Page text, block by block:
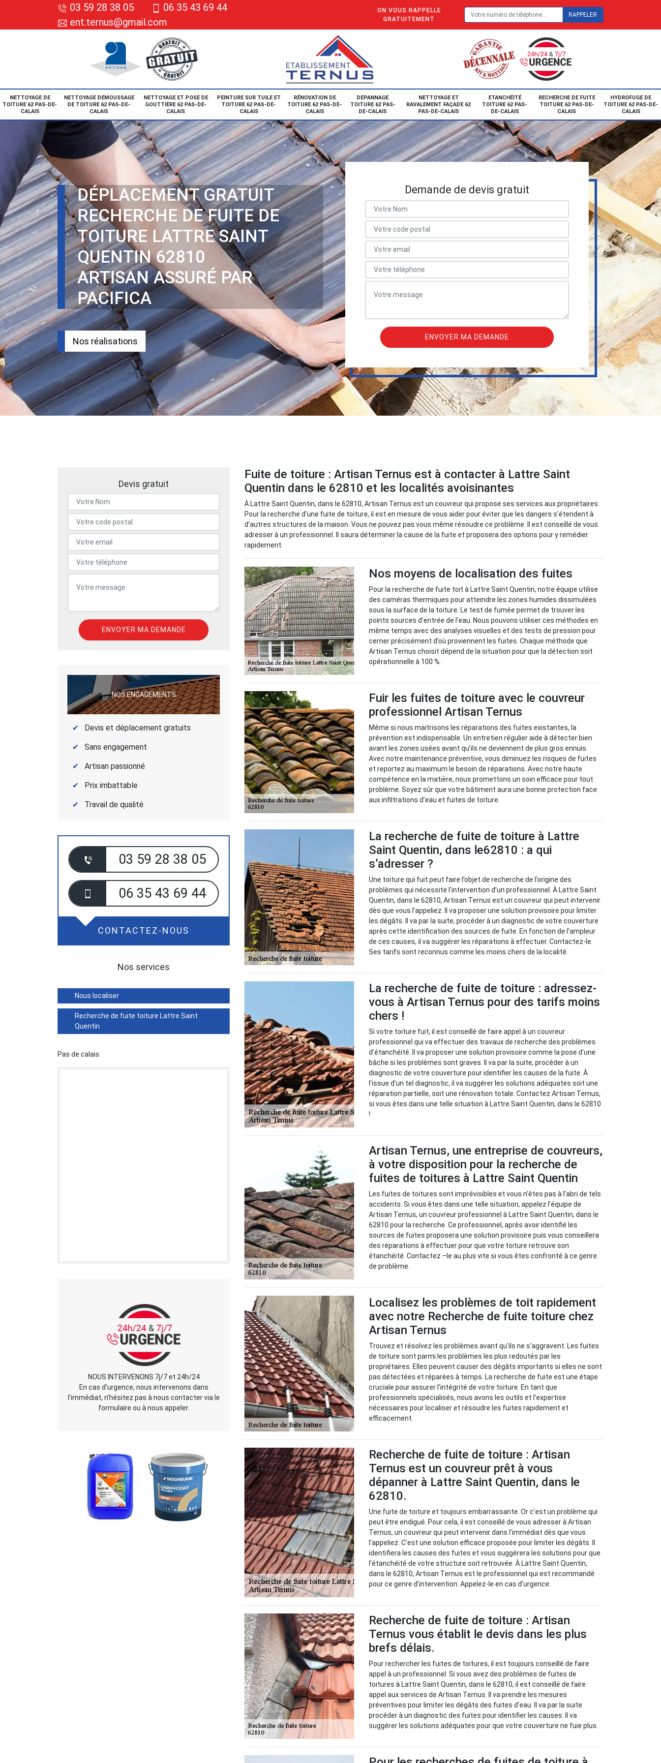
03 59 28 38 05
06 35 43 69 44
ent.ternus@gmail.com
ON VOUS RAPPELLE
GRATUITEMENT
NETTOYAGE DE
TOITURE 62 PAS-DE-
CALAIS
NETTOYAGE DEMOUSSAGE
DE TOITURE 62 PAS-DE-
CALAIS
NETTOYAGE ET POSE DE
GOUTTIÈRE 62 PAS-DE-
CALAIS
PEINTURE SUR TUILE ET
TOITURE 62 PAS-DE-
CALAIS
RÉNOVATION DE
TOITURE 62 PAS-DE-
CALAIS
DEPANNAGE
TOITURE 62 PAS-
DE-CALAIS
NETTOYAGE ET
RAVALEMENT FAÇADE 62
PAS-DE-CALAIS
ETANCHÉITÉ
TOITURE 62 PAS-
DE-CALAIS
RECHERCHE DE FUITE
TOITURE 62 PAS-DE-
CALAIS
HYDROFUGE DE
TOITURE 62 PAS-DE-
CALAIS
DÉPLACEMENT GRATUIT
RECHERCHE DE FUITE DE
TOITURE LATTRE SAINT
QUENTIN 62810
ARTISAN ASSURÉ PAR
PACIFICA
Nos réalisations
Demande de devis gratuit
Devis gratuit
NOS ENGAGEMENTS
Devis et déplacement gratuits
Sans engagement
Artisan passionné
Prix imbattable
Travail de qualité
03 59 28 38 05
06 35 43 69 44
CONTACTEZ-NOUS
Nos services
Nous localiser
Recherche de fuite toiture Lattre Saint
Quentin
Pas de calais
NOUS INTERVENONS 7j/7 et 24h/24
En cas d’urgence, nous intervenons dans
l’immédiat, n’hésitez pas à nous contacter via le
formulaire ou à nous appeler.
Fuite de toiture : Artisan Ternus est à contacter à Lattre Saint
Quentin dans le 62810 et les localités avoisinantes
À Lattre Saint Quentin, dans le 62810, Artisan Ternus est un couvreur qui propose ses services aux propriétaires.
Pour la recherche d’une fuite de toiture, il est en mesure de vous aider pour éviter que les dangers s’étendent à
d’autres structures de la maison. Vous ne pouvez pas vous même résoudre ce problème. Il est conseillé de vous
adresser à un professionnel. Il saura déterminer la cause de la fuite et proposera des options pour y remédier
rapidement.
Nos moyens de localisation des fuites
Pour la recherche de fuite toit à Lattre Saint Quentin, notre équipe utilise
des caméras thermiques pour atteindre les zones humides dissimulées
sous la surface de la toiture. Le test de fumée permet de trouver les
points sources d’entrée de l’eau. Nous pouvons utiliser ces méthodes en
même temps avec des analyses visuelles et des tests de pression pour
cerner précisément d’où proviennent les fuites. Chaque méthode que
Artisan Ternus choisit dépend de la situation pour que la détection soit
opérationnelle à 100 %.
Fuir les fuites de toiture avec le couvreur
professionnel Artisan Ternus
Même si nous maitrisons les réparations des fuites existantes, la
prévention est indispensable. Un entretien régulier aide à détecter bien
avant les zones usées avant qu’ils ne deviennent de plus gros ennuis.
Avec notre maintenance préventive, vous diminuez les risques de fuites
et reportez au maximum le besoin de réparations. Avec notre haute
compétence en la matière, nous promettons un soin efficace pour tout
problème. Soyez sûr que votre bâtiment aura une bonne protection face
aux infiltrations d’eau et fuites de toiture.
La recherche de fuite de toiture à Lattre
Saint Quentin, dans le62810 : a qui
s’adresser ?
Une toiture qui fuit peut faire l’objet de recherche de l’origine des
problèmes qui nécessite l’intervention d’un professionnel. À Lattre Saint
Quentin, dans le 62810, Artisan Ternus est un couvreur qui peut intervenir
dès que vous l’appeliez. Il va proposer une solution provisoire pour limiter
les dégâts. Il va par la suite, procéder à un diagnostic de votre couverture
après cette identification des sources de fuite. En fonction de l’ampleur
de ces causes, il va suggérer les réparations à effectuer. Contactez-le.
Ses tarifs sont reconnus comme les moins chers de la localité.
La recherche de fuite de toiture : adressez-
vous à Artisan Ternus pour des tarifs moins
chers !
Si votre toiture fuit, il est conseillé de faire appel à un couvreur
professionnel qui va effectuer des travaux de recherche des problèmes
d’étanchéité. Il va proposer une solution provisoire comme la pose d’une
bâche si les problèmes sont graves. Il va par la suite, procéder à un
diagnostic de votre couverture pour identifier les causes de la fuite. À
l’issue d’un tel diagnostic, il va suggérer les solutions adéquates soit une
réparation partielle, soit une rénovation totale. Contactez Artisan Ternus,
si vous êtes dans une telle situation à Lattre Saint Quentin, dans le 62810
!
Artisan Ternus, une entreprise de couvreurs,
à votre disposition pour la recherche de
fuites de toitures à Lattre Saint Quentin
Les fuites de toitures sont imprévisibles et vous n’êtes pas à l’abri de tels
accidents. Si vous êtes dans une telle situation, appelez l’équipe de
Artisan Ternus, un couvreur professionnel à Lattre Saint Quentin, dans le
62810 pour la recherche. Ce professionnel, après avoir identifié les
sources de fuites proposera une solution provisoire puis vous conseillera
des réparations à effectuer pour que votre toiture retrouve son
étanchéité. Contactez –le au plus vite si vous êtes confronté à ce genre
de problème.
Localisez les problèmes de toit rapidement
avec notre Recherche de fuite toiture chez
Artisan Ternus
Trouvez et résolvez les problèmes avant qu'ils ne s'aggravent. Les fuites
de toiture sont parmi les problèmes les plus redoutés par les
propriétaires. Elles peuvent causer des dégâts importants si elles ne sont
pas détectées et réparées à temps. La recherche de fuite est une étape
cruciale pour assurer l’intégrité de votre toiture. En tant que
professionnels spécialisés, nous avons les outils et l'expertise
nécessaires pour localiser et résoudre les fuites rapidement et
efficacement.
Recherche de fuite de toiture : Artisan
Ternus est un couvreur prêt à vous
dépanner à Lattre Saint Quentin, dans le
62810.
Une fuite de toiture et toujours embarrassante. Or c’est un problème qui
peut être endigué. Pour cela, il est conseillé de vous adresser à Artisan
Ternus, un couvreur qui peut intervenir dans l’immédiat dès que vous
l’appeliez. C’est une solution efficace proposée pour limiter les dégâts. Il
identifiera les causes des fuites et vous suggérera les solutions pour que
l’étanchéité de votre structure soit retrouvée. À Lattre Saint Quentin,
dans le 62810, Artisan Ternus est le professionnel qui est recommandé
pour ce genre d’intervention. Appelez-le en cas d’urgence.
Recherche de fuite de toiture : Artisan
Ternus vous établit le devis dans les plus
brefs délais.
Pour rechercher les fuites de toitures, il est toujours conseillé de faire
appel à un professionnel. Si vous avez des problèmes de fuites de
toitures à Lattre Saint Quentin, dans le 62810, il est conseillé de faire
appel aux services de Artisan Ternus. Il va prendre les mesures
préventives pour limiter les dégâts des fuites d’eau. Il va par la suite
procéder à un diagnostic des fuites pour identifier les causes. Il va
suggérer les solutions adéquates pour que votre couverture ne fuie plus.